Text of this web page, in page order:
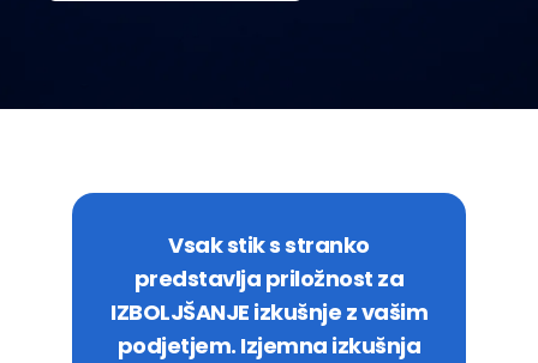
Vsak stik s stranko
predstavlja priložnost za
IZBOLJŠANJE izkušnje z vašim
podjetjem. Izjemna izkušnja